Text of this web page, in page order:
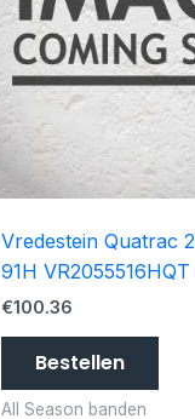
Vredestein Quatrac
91H VR2055516HQT
€100.36
Bestellen
All Season banden